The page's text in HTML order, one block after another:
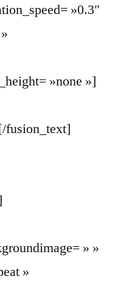
»0.3″
»none »]
fusion_text]
» »
»